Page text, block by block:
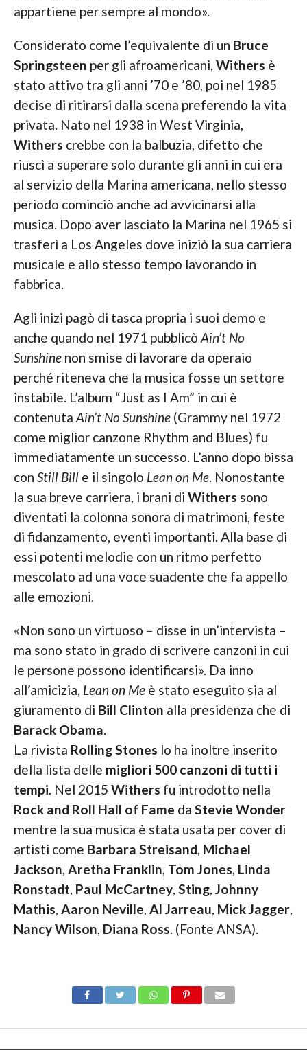
appartiene per sempre al mondo».
Considerato come l’equivalente di un Bruce
Springsteen per gli afroamericani, Withers è
stato attivo tra gli anni ’70 e ’80, poi nel 1985
decise di ritirarsi dalla scena preferendo la vita
privata. Nato nel 1938 in West Virginia,
Withers crebbe con la balbuzia, difetto che
riuscì a superare solo durante gli anni in cui era
al servizio della Marina americana, nello stesso
periodo cominciò anche ad avvicinarsi alla
musica. Dopo aver lasciato la Marina nel 1965 si
trasferì a Los Angeles dove iniziò la sua carriera
musicale e allo stesso tempo lavorando in
fabbrica.
Agli inizi pagò di tasca propria i suoi demo e
anche quando nel 1971 pubblicò Ain’t No
Sunshinenon smise di lavorare da operaio
perché riteneva che la musica fosse un settore
instabile. L’album “Just as I Am” in cui è
contenuta Ain’t No Sunshine(Grammy nel 1972
come miglior canzone Rhythm and Blues) fu
immediatamente un successo. L’anno dopo bissa
con Still Bille il singolo Lean on Me. Nonostante
la sua breve carriera, i brani di Withers sono
diventati la colonna sonora di matrimoni, feste
di fidanzamento, eventi importanti. Alla base di
essi potenti melodie con un ritmo perfetto
mescolato ad una voce suadente che fa appello
alle emozioni.
«Non sono un virtuoso – disse in un’intervista –
ma sono stato in grado di scrivere canzoni in cui
le persone possono identificarsi». Da inno
all’amicizia, Lean on Meè stato eseguito sia al
giuramento di Bill Clinton alla presidenza che di
Barack Obama.
La rivista Rolling Stones lo ha inoltre inserito
della lista delle migliori 500 canzoni di tutti i
tempi. Nel 2015 Withers fu introdotto nella
Rock and Roll Hall of Fame da Stevie Wonder
mentre la sua musica è stata usata per cover di
artisti come Barbara Streisand, Michael
Jackson, Aretha Franklin, Tom Jones, Linda
Ronstadt, Paul McCartney, Sting, Johnny
Mathis, Aaron Neville, Al Jarreau, Mick Jagger,
Nancy Wilson, Diana Ross. (Fonte ANSA).